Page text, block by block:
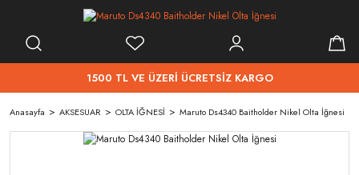
1500 TL VE ÜZERİ ÜCRETSİZ KARGO
Anasayfa AKSESUAR OLTA İĞNESİ Maruto Ds4340 Baitholder Nikel Olta İğnesi